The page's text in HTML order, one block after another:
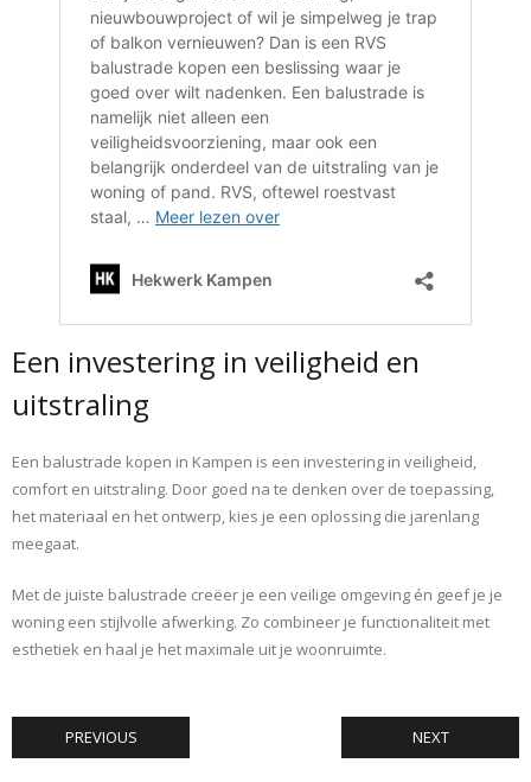
Een investering in veiligheid en
uitstraling
Een balustrade kopen in Kampen is een investering in veiligheid,
comfort en uitstraling. Door goed na te denken over de toepassing,
het materiaal en het ontwerp, kies je een oplossing die jarenlang
meegaat.
Met de juiste balustrade creëer je een veilige omgeving én geef je je
woning een stijlvolle afwerking. Zo combineer je functionaliteit met
esthetiek en haal je het maximale uit je woonruimte.
PREVIOUS NEXT